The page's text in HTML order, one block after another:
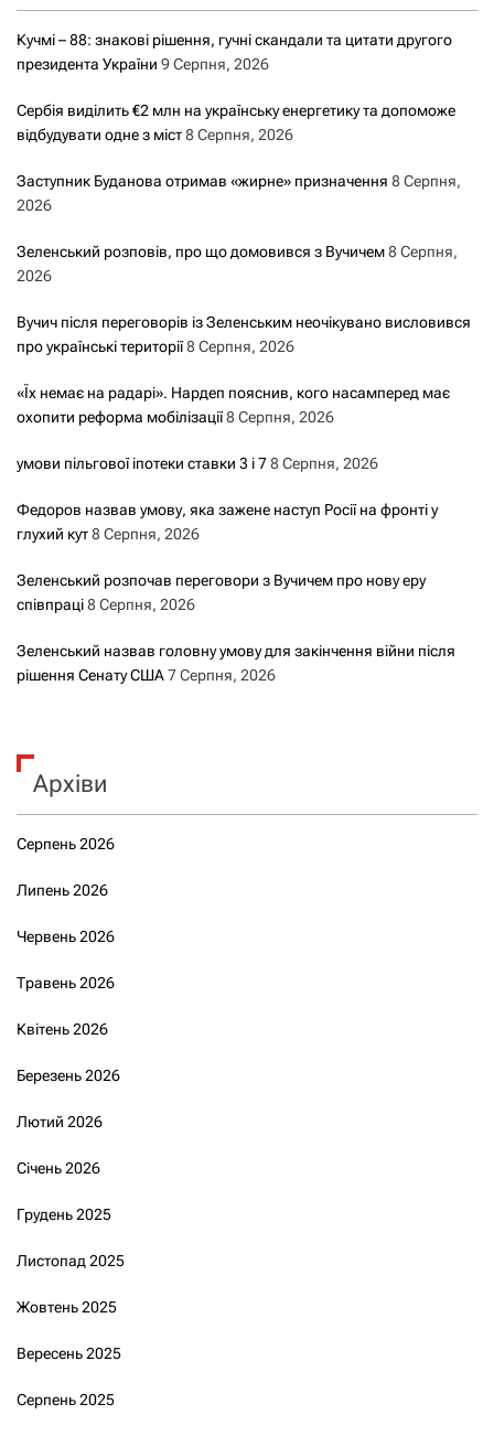
і
я
з
з
а
и
с
и
Кучмі – 88: знакові рішення, гучні скандали та цитати другого
президента України 9 Серпня, 2026
Сербія виділить €2 млн на українську енергетику та допоможе
відбудувати одне з міст8 Серпня, 2026
Заступник Буданова отримав «жирне» призначення 8 Серпня,
2026
Зеленський розповів, про що домовився з Вучичем8 Серпня,
2026
Вучич після переговорів із Зеленським неочікувано висловився
про українські території8 Серпня, 2026
«Їх немає на радарі». Нардеп пояснив, кого насамперед має
охопити реформа мобілізації8 Серпня, 2026
умови пільгової іпотеки ставки 3 і 78 Серпня, 2026
Федоров назвав умову, яка зажене наступ Росії на фронті у
глухий кут8 Серпня, 2026
Зеленський розпочав переговори з Вучичем про нову еру
співпраці8 Серпня, 2026
Зеленський назвав головну умову для закінчення війни після
рішення Сенату США7 Серпня, 2026
Архіви
Серпень 2026
Липень 2026
Червень 2026
Травень 2026
Квітень 2026
Березень 2026
Лютий 2026
Січень 2026
Грудень 2025
Листопад 2025
Жовтень 2025
Вересень 2025
Серпень 2025